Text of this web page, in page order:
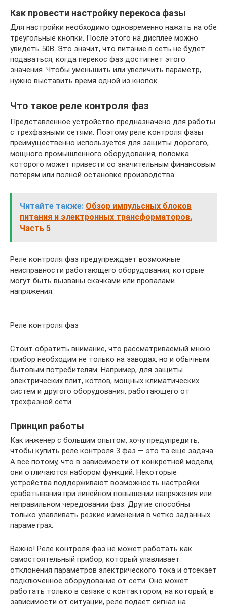
Как провести настройку перекоса фазы
Для настройки необходимо одновременно нажать на обе
треугольные кнопки. После этого на дисплее можно
увидеть 50В. Это значит, что питание в сеть не будет
подаваться, когда перекос фаз достигнет этого
значения. Чтобы уменьшить или увеличить параметр,
нужно выставить время одной из кнопок.
Что такое реле контроля фаз
Представленное устройство предназначено для работы
с трехфазными сетями. Поэтому реле контроля фазы
преимущественно используется для защиты дорогого,
мощного промышленного оборудования, поломка
которого может привести со значительным финансовым
потерям или полной остановке производства.
Читайте также: Обзор импульсных блоков
питания и электронных трансформаторов.
Часть 5
Реле контроля фаз предупреждает возможные
неисправности работающего оборудования, которые
могут быть вызваны скачками или провалами
напряжения.
Реле контроля фаз
Стоит обратить внимание, что рассматриваемый мною
прибор необходим не только на заводах, но и обычным
бытовым потребителям. Например, для защиты
электрических плит, котлов, мощных климатических
систем и другого оборудования, работающего от
трехфазной сети.
Принцип работы
Как инженер с большим опытом, хочу предупредить,
чтобы купить реле контроля 3 фаз — это та еще задача.
А все потому, что в зависимости от конкретной модели,
они отличаются набором функций. Некоторые
устройства поддерживают возможность настройки
срабатывания при линейном повышении напряжения или
неправильном чередовании фаз. Другие способны
только улавливать резкие изменения в четко заданных
параметрах.
Важно! Реле контроля фаз не может работать как
самостоятельный прибор, который улавливает
отклонения параметров электрического тока и отсекает
подключенное оборудование от сети. Оно может
работать только в связке с контактором, на который, в
зависимости от ситуации, реле подает сигнал на